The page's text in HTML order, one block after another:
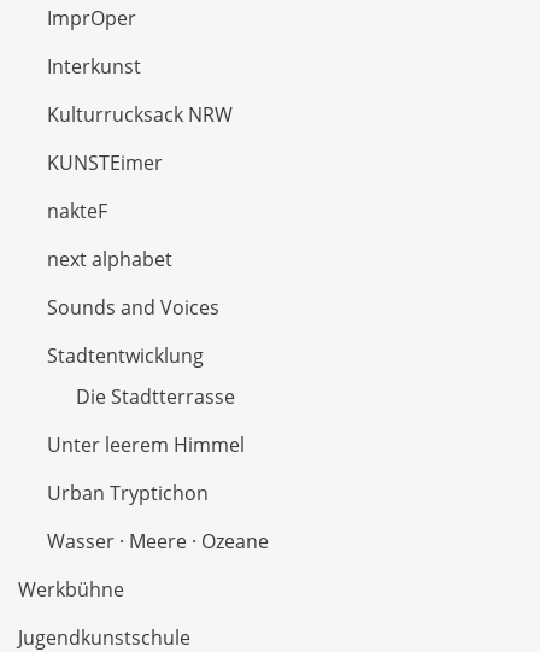
ImprOper
Interkunst
Kulturrucksack NRW
KUNSTEimer
nakteF
next alphabet
Sounds and Voices
Stadtentwicklung
Die Stadtterrasse
Unter leerem Himmel
Urban Tryptichon
Wasser · Meere · Ozeane
Werkbühne
Jugendkunstschule